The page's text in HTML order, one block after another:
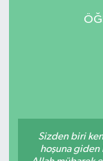
Sizden biri
hoşuna giden